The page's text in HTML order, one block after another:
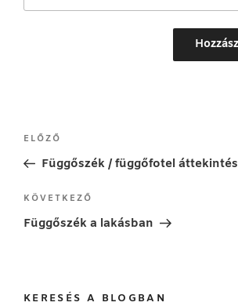
Bejegyzés
navigáció
Korábbi
bejegyzés
ELŐZŐ
Függőszék / függőfotel áttekintés
Következő
bejegyzés
KÖVETKEZŐ
Függőszék a lakásban
KERESÉS A BLOGBAN